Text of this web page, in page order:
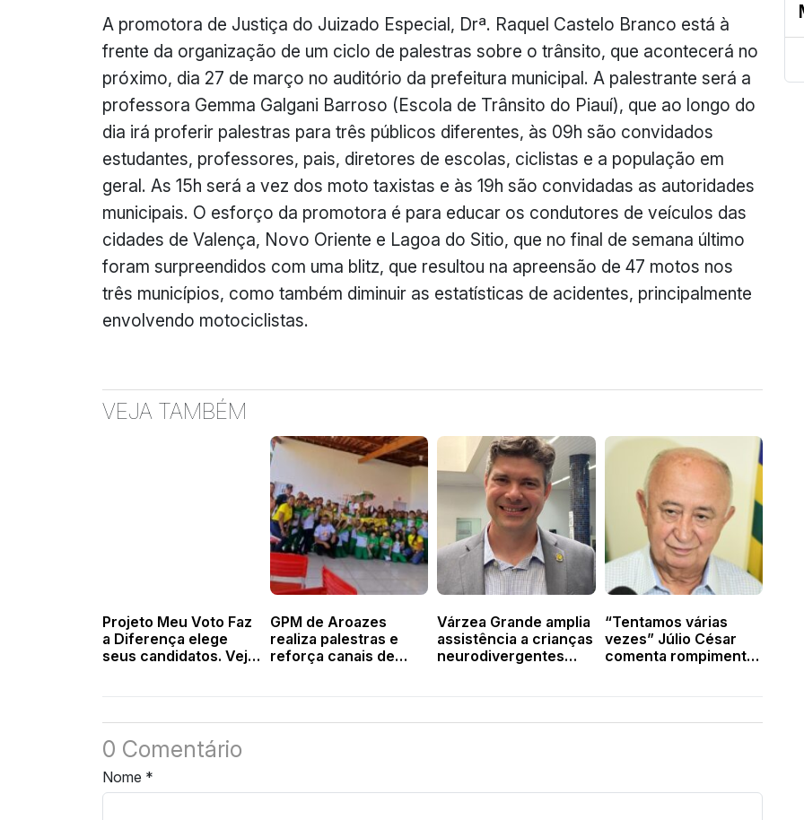
A promotora de Justiça do Juizado Especial, Drª. Raquel Castelo Branco está à
frente da organização de um ciclo de palestras sobre o trânsito, que acontecerá no
próximo, dia 27 de março no auditório da prefeitura municipal. A palestrante será a
professora Gemma Galgani Barroso (Escola de Trânsito do Piauí), que ao longo do
dia irá proferir palestras para três públicos diferentes, às 09h são convidados
estudantes, professores, pais, diretores de escolas, ciclistas e a população em
geral. As 15h será a vez dos moto taxistas e às 19h são convidadas as autoridades
municipais. O esforço da promotora é para educar os condutores de veículos das
cidades de Valença, Novo Oriente e Lagoa do Sitio, que no final de semana último
foram surpreendidos com uma blitz, que resultou na apreensão de 47 motos nos
três municípios, como também diminuir as estatísticas de acidentes, principalmente
envolvendo motociclistas.
VEJA TAMBÉM
Projeto Meu Voto Faz
a Diferença elege
seus candidatos. Veja
GPM de Aroazes
realiza palestras e
reforça canais de
Várzea Grande amplia
assistência a crianças
neurodivergentes
“Tentamos várias
vezes” Júlio César
comenta rompimento
0 Comentário
Nome *